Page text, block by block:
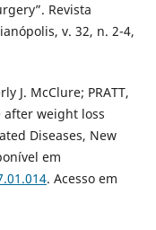
Revista
v. 32, n. 2-4,
J. McClure; PRATT,
after weight loss
Diseases, New
em
. Acesso em